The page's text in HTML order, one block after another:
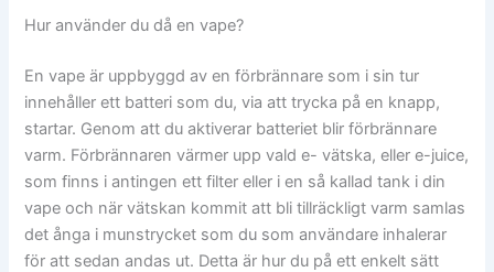
Hur använder du då en vape?
En vape är uppbyggd av en förbrännare som i sin tur
innehåller ett batteri som du, via att trycka på en knapp,
startar. Genom att du aktiverar batteriet blir förbrännare
varm. Förbrännaren värmer upp vald e- vätska, eller e-juice,
som finns i antingen ett filter eller i en så kallad tank i din
vape och när vätskan kommit att bli tillräckligt varm samlas
det ånga i munstrycket som du som användare inhalerar
för att sedan andas ut. Detta är hur du på ett enkelt sätt